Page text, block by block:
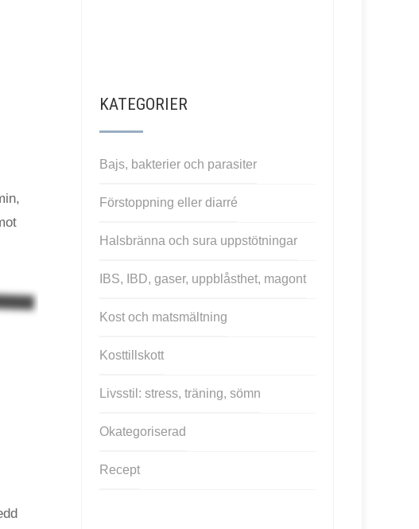
KATEGORIER
Bajs, bakterier och parasiter
Förstoppning eller diarré
Halsbränna och sura uppstötningar
IBS, IBD, gaser, uppblåsthet, magont
Kost och matsmältning
Kosttillskott
Livsstil: stress, träning, sömn
Okategoriserad
Recept